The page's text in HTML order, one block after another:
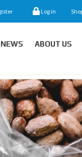
Log in
NEWS
ABOUT US